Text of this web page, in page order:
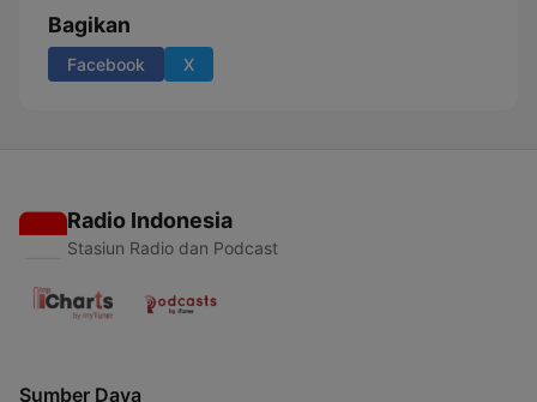
Bagikan
Facebook X
Radio Indonesia
Stasiun Radio dan Podcast
Sumber Daya